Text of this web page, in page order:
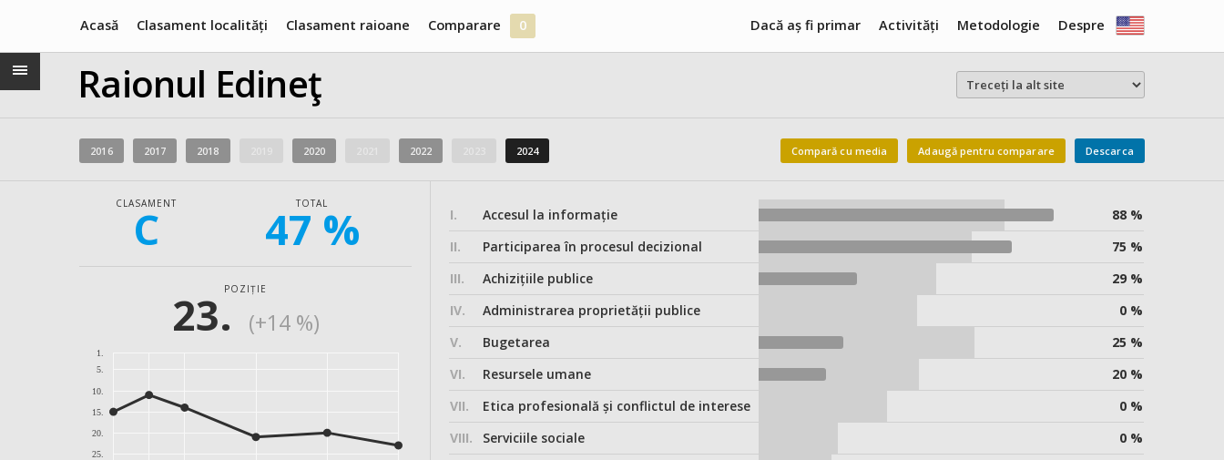
Acasă Despre
Clasament localități Metodologie
Clasament raioane Activități
Comparare 0 Dacă aș fi primar
Raionul Edineţ
2016 2017 2018 2020 2022 2024 Descarca
Adaugă pentru comparare
Compară cu media
CLASAMENT
C TOTAL
47 %
POZIȚIE
23. (+14 %)
1.
5.
10.
15.
20.
25.
I. Accesul la informație
88 %
II.
Participarea în procesul decizional
75 %
III.
Achizițiile publice
29 %
IV.
Administrarea proprietății publice
0 %
V.
Bugetarea
25 %
VI.
Resursele umane
20 %
VII.
Etica profesională și conflictul de interese
0 %
VIII.
Serviciile sociale
0 %